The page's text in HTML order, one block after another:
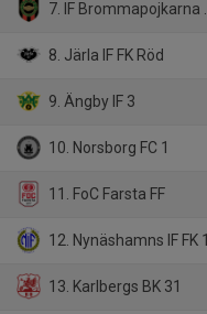
7. IF Brommapojkarna 11-3
8. Järla IF FK Röd
9. Ängby IF 3
10. Norsborg FC 1
11. FoC Farsta FF
12. Nynäshamns IF FK 1
13. Karlbergs BK 31